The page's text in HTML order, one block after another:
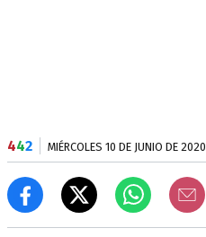
442 MIÉRCOLES 10 DE JUNIO DE 2020